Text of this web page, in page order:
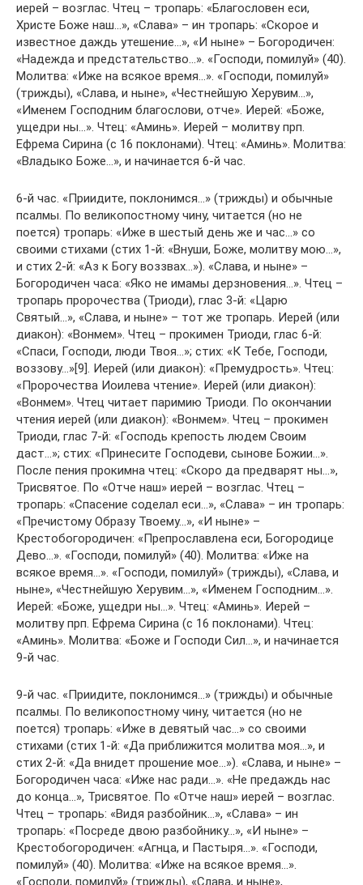
иерей – возглас. Чтец – тропарь: «Благословен еси,
Христе Боже наш…», «Слава» – ин тропарь: «Скорое и
известное даждь утешение…», «И ныне» – Богородичен:
«Надежда и предстательство…». «Господи, помилуй» (40).
Молитва: «Иже на всякое время…». «Господи, помилуй»
(трижды), «Слава, и ныне», «Честнейшую Херувим…»,
«Именем Господним благослови, отче». Иерей: «Боже,
ущедри ны…». Чтец: «Аминь». Иерей – молитву прп.
Ефрема Сирина (с 16 поклонами). Чтец: «Аминь». Молитва:
«Владыко Боже…», и начинается 6-й час.
6-й час. «Приидите, поклонимся…» (трижды) и обычные
псалмы. По великопостному чину, читается (но не
поется) тропарь: «Иже в шестый день же и час…» со
своими стихами (стих 1-й: «Внуши, Боже, молитву мою…»,
и стих 2-й: «Аз к Богу воззвах…»). «Слава, и ныне» –
Богородичен часа: «Яко не имамы дерзновения…». Чтец –
тропарь пророчества (Триоди), глас 3-й: «Царю
Святый…», «Слава, и ныне» – тот же тропарь. Иерей (или
диакон): «Вонмем». Чтец – прокимен Триоди, глас 6-й:
«Спаси, Господи, люди Твоя…»; стих: «К Тебе, Господи,
воззову…»[9]. Иерей (или диакон): «Премудрость». Чтец:
«Пророчества Иоилева чтение». Иерей (или диакон):
«Вонмем». Чтец читает паримию Триоди. По окончании
чтения иерей (или диакон): «Вонмем». Чтец – прокимен
Триоди, глас 7-й: «Господь крепость людем Своим
даст…»; стих: «Принесите Господеви, сынове Божии…».
После пения прокимна чтец: «Скоро да предварят ны…»,
Трисвятое. По «Отче наш» иерей – возглас. Чтец –
тропарь: «Спасение соделал еси…», «Слава» – ин тропарь:
«Пречистому Образу Твоему…», «И ныне» –
Крестобогородичен: «Препрославлена еси, Богородице
Дево…». «Господи, помилуй» (40). Молитва: «Иже на
всякое время…». «Господи, помилуй» (трижды), «Слава, и
ныне», «Честнейшую Херувим…», «Именем Господним…».
Иерей: «Боже, ущедри ны…». Чтец: «Аминь». Иерей –
молитву прп. Ефрема Сирина (с 16 поклонами). Чтец:
«Аминь». Молитва: «Боже и Господи Сил…», и начинается
9-й час.
9-й час. «Приидите, поклонимся…» (трижды) и обычные
псалмы. По великопостному чину, читается (но не
поется) тропарь: «Иже в девятый час…» со своими
стихами (стих 1-й: «Да приближится молитва моя…», и
стих 2-й: «Да внидет прошение мое…»). «Слава, и ныне» –
Богородичен часа: «Иже нас ради…». «Не предаждь нас
до конца…», Трисвятое. По «Отче наш» иерей – возглас.
Чтец – тропарь: «Видя разбойник…», «Слава» – ин
тропарь: «Посреде двою разбойнику…», «И ныне» –
Крестобогородичен: «Агнца, и Пастыря…». «Господи,
помилуй» (40). Молитва: «Иже на всякое время…».
«Господи, помилуй» (трижды), «Слава, и ныне»,